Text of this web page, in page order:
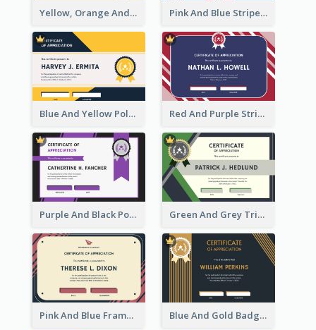
Yellow, Orange And Blue Sunburst Certificate Pink And Blue Stripes Patterns Certificate
Blue And Yellow Polygon With Badge Certificate Red And Purple Stripes Frame Certificate
Purple And Black Polygon Appreciation Certificate Green And Grey Triangles With Badge Certificate
Pink And Blue Frame Company Certificate Blue And Gold Badge Appreciation Certificate